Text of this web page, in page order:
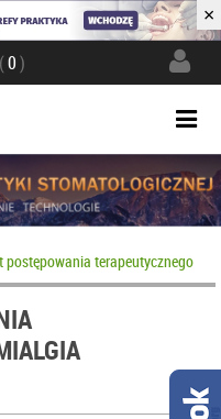
×
(0)
postępowania terapeutycznego –